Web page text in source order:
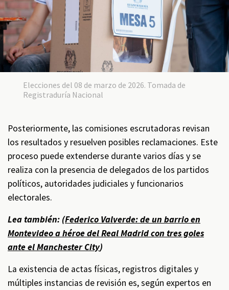
Elecciones del 08 de marzo de 2026. Tomada de
Registraduría Nacional
Posteriormente, las comisiones escrutadoras revisan
los resultados y resuelven posibles reclamaciones. Este
proceso puede extenderse durante varios días y se
realiza con la presencia de delegados de los partidos
políticos, autoridades judiciales y funcionarios
electorales.
Lea también: (Federico Valverde: de un barrio en
Montevideo a héroe del Real Madrid con tres goles
ante el Manchester City)
La existencia de actas físicas, registros digitales y
múltiples instancias de revisión es, según expertos en